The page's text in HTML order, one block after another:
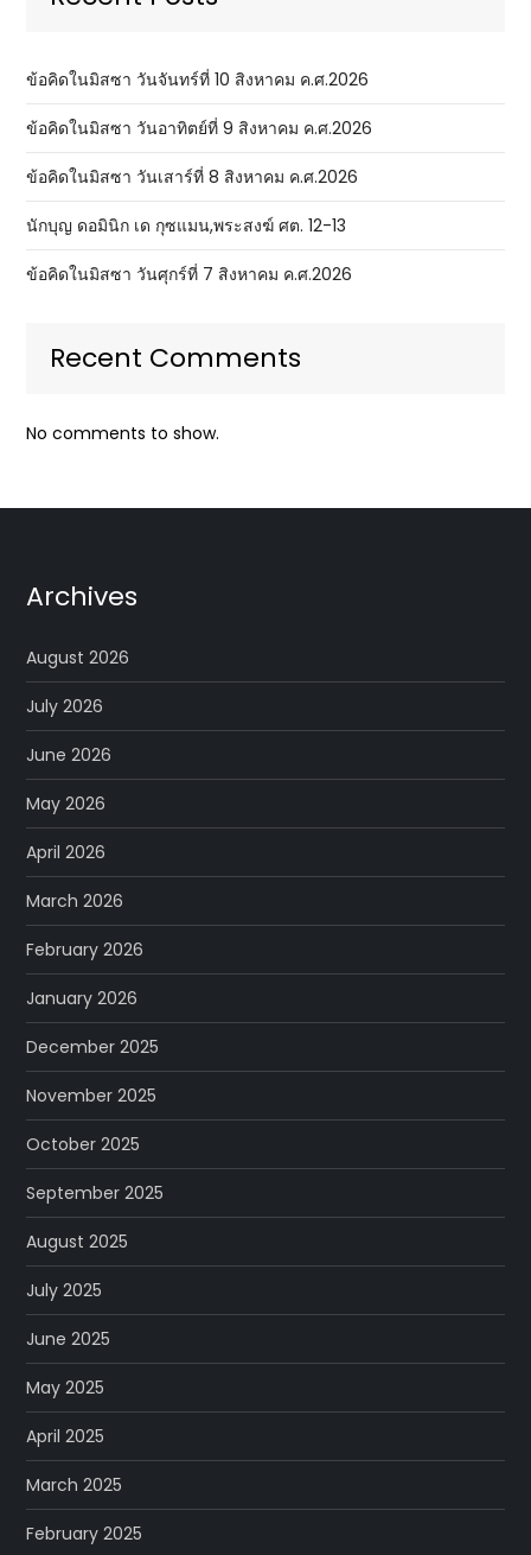
ข้อคิดในมิสซา วันจันทร์ที่ 10 สิงหาคม ค.ศ.2026
ข้อคิดในมิสซา วันอาทิตย์ที่ 9 สิงหาคม ค.ศ.2026
ข้อคิดในมิสซา วันเสาร์ที่ 8 สิงหาคม ค.ศ.2026
นักบุญ ดอมินิก เด กุซแมน,พระสงฆ์ ศต. 12-13
ข้อคิดในมิสซา วันศุกร์ที่ 7 สิงหาคม ค.ศ.2026
Recent Comments
No comments to show.
Archives
August 2026
July 2026
June 2026
May 2026
April 2026
March 2026
February 2026
January 2026
December 2025
November 2025
October 2025
September 2025
August 2025
July 2025
June 2025
May 2025
April 2025
March 2025
February 2025